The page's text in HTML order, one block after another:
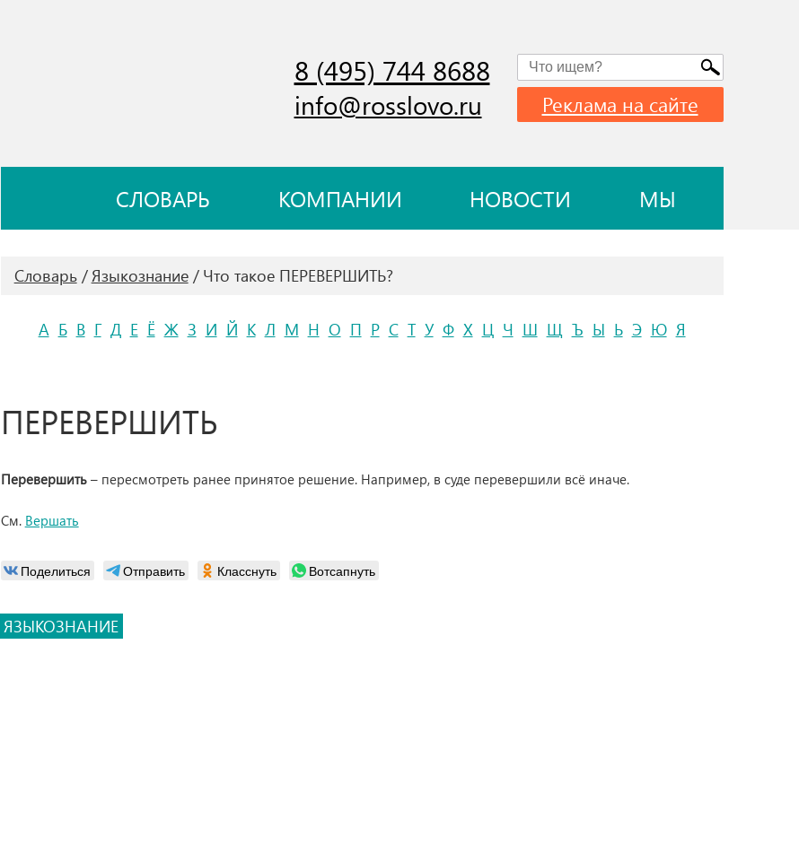
8 (495) 744 8688
info@rosslovo.ru Реклама на сайте
СЛОВАРЬ КОМПАНИИ НОВОСТИ МЫ
Словарь Языкознание Что такое ПЕРЕВЕРШИТЬ?
А Б В Г Д Е Ё Ж З И Й К Л М Н О П Р С Т У Ф Х Ц Ч Ш Щ Ъ Ы Ь Э Ю Я
ПЕРЕВЕРШИТЬ
Перевершить– пересмотреть ранее принятое решение. Например, в суде перевершили всё иначе.
См. Вершать
Поделиться Отправить Класснуть Вотсапнуть
ЯЗЫКОЗНАНИЕ